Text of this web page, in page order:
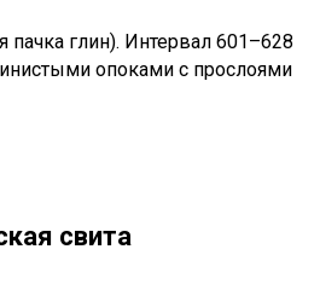
пачка глин). Интервал 601–628
опоками с прослоями
свита